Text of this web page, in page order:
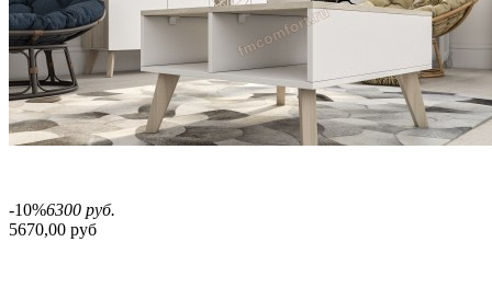
-10%6300 руб.
5670,00 руб